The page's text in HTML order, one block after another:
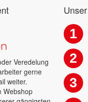
Veredelung
gerne
weiter.
Webshop
1
2
3